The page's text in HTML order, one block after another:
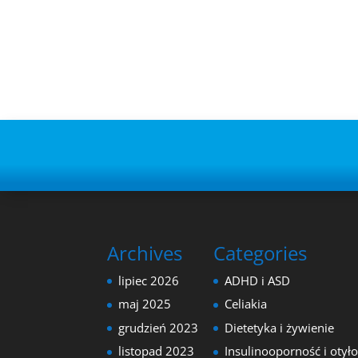
Archives
lipiec 2026
maj 2025
grudzień 2023
listopad 2023
Categories
ADHD i ASD
Celiakia
Dietetyka i żywienie
Insulinooporność i